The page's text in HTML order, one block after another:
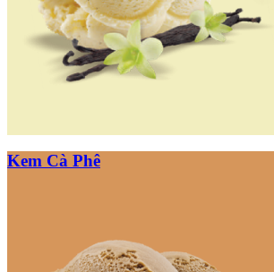
Kem Cà Phê